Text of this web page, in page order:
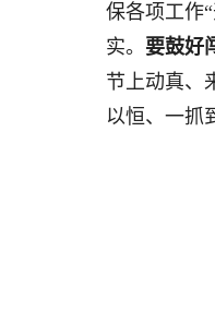
保各项工作“
实。 要鼓好
节上动真、
以恒、一抓